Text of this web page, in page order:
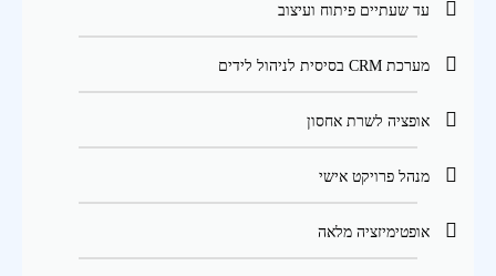
עד שעתיים פיתוח ועיצוב
מערכת CRM בסיסית לניהול לידים
אופציה לשרת אחסון
מנהל פרויקט אישי
אופטימיזציה מלאה